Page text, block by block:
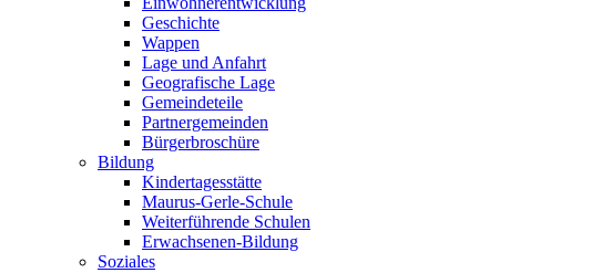
Geschichte
Wappen
Lage und Anfahrt
Geografische Lage
Gemeindeteile
Partnergemeinden
Bürgerbroschüre
Bildung
Kindertagesstätte
Maurus-Gerle-Schule
Weiterführende Schulen
Erwachsenen-Bildung
Soziales